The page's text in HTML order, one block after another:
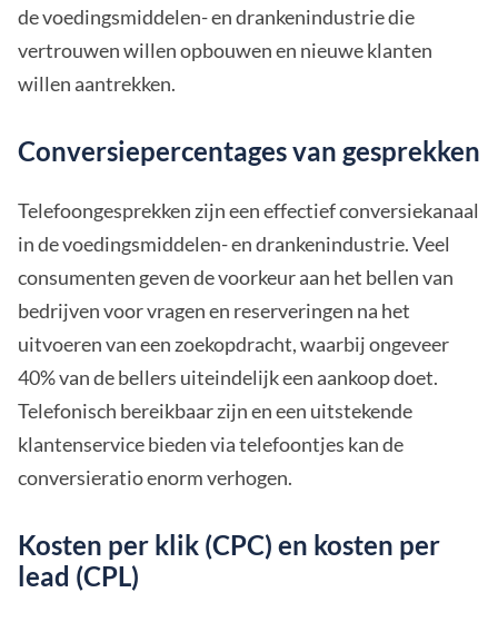
de voedingsmiddelen- en drankenindustrie die
vertrouwen willen opbouwen en nieuwe klanten
willen aantrekken.
Conversiepercentages van gesprekken
Telefoongesprekken zijn een effectief conversiekanaal
in de voedingsmiddelen- en drankenindustrie. Veel
consumenten geven de voorkeur aan het bellen van
bedrijven voor vragen en reserveringen na het
uitvoeren van een zoekopdracht, waarbij ongeveer
40% van de bellers uiteindelijk een aankoop doet.
Telefonisch bereikbaar zijn en een uitstekende
klantenservice bieden via telefoontjes kan de
conversieratio enorm verhogen.
Kosten per klik (CPC) en kosten per
lead (CPL)